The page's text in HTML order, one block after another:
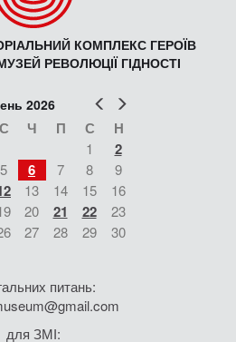
КОМПЛЕКС ГЕРОЇВ
РЕВОЛЮЦІЇ ГІДНОСТІ
Попер
2026
С Ч П С Н
1 2
5 6 7 8
9
13 14 15
16
20 21 22
23
27 28 29
30
питань:
для ЗМІ: